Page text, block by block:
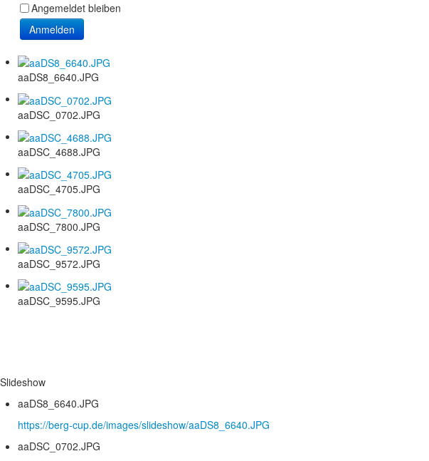
Angemeldet bleiben
Anmelden
aaDS8_6640.JPG
aaDSC_0702.JPG
aaDSC_4688.JPG
aaDSC_4705.JPG
aaDSC_7800.JPG
aaDSC_9572.JPG
aaDSC_9595.JPG
Slideshow
aaDS8_6640.JPG
https://berg-cup.de/images/slideshow/aaDS8_6640.JPG
aaDSC_0702.JPG